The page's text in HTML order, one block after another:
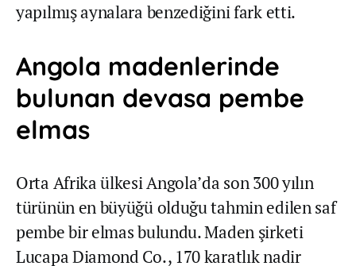
yapılmış aynalara benzediğini fark etti.
Angola madenlerinde
bulunan devasa pembe
elmas
Orta Afrika ülkesi Angola’da son 300 yılın
türünün en büyüğü olduğu tahmin edilen saf
pembe bir elmas bulundu. Maden şirketi
Lucapa Diamond Co., 170 karatlık nadir